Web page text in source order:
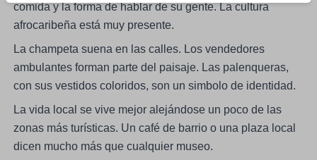
comida y la forma de hablar de su gente. La cultura
afrocaribeña está muy presente.
La champeta suena en las calles. Los vendedores
ambulantes forman parte del paisaje. Las palenqueras,
con sus vestidos coloridos, son un simbolo de identidad.
La vida local se vive mejor alejándose un poco de las
zonas más turísticas. Un café de barrio o una plaza local
dicen mucho más que cualquier museo.